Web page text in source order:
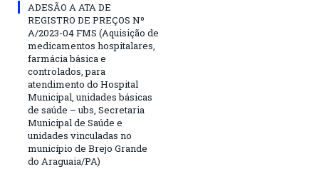
ADESÃO A ATA DE
REGISTRO DE PREÇOS Nº
A/2023-04 FMS (Aquisição de
medicamentos hospitalares,
farmácia básica e
controlados, para
atendimento do Hospital
Municipal, unidades básicas
de saúde – ubs, Secretaria
Municipal de Saúde e
unidades vinculadas no
município de Brejo Grande
do Araguaia/PA)